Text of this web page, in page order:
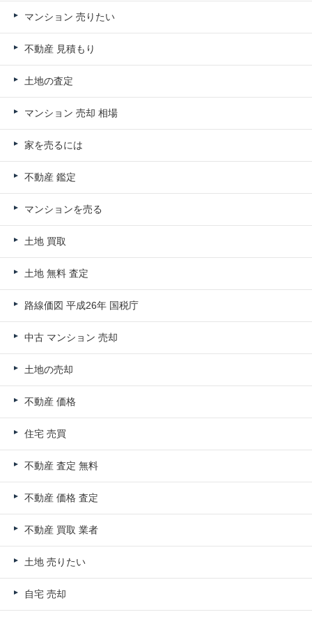
マンション 売りたい
不動産 見積もり
土地の査定
マンション 売却 相場
家を売るには
不動産 鑑定
マンションを売る
土地 買取
土地 無料 査定
路線価図 平成26年 国税庁
中古 マンション 売却
土地の売却
不動産 価格
住宅 売買
不動産 査定 無料
不動産 価格 査定
不動産 買取 業者
土地 売りたい
自宅 売却